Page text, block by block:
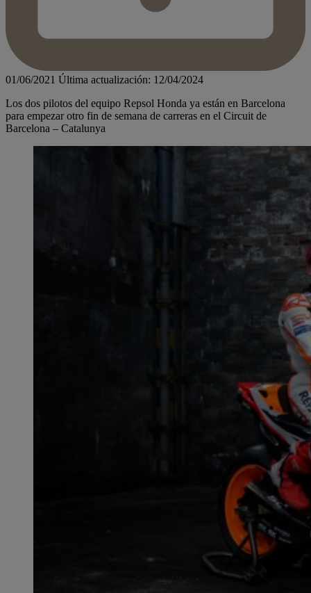
01/06/2021 Última actualización: 12/04/2024
Los dos pilotos del equipo Repsol Honda ya están en Barcelona
para empezar otro fin de semana de carreras en el Circuit de
Barcelona – Catalunya